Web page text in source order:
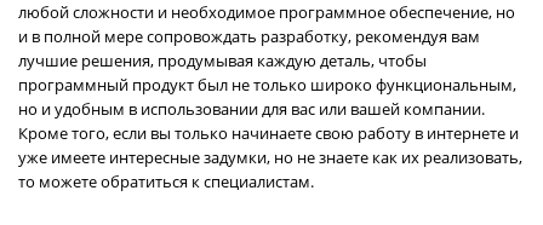
любой сложности и необходимое программное обеспечение, но
и в полной мере сопровождать разработку, рекомендуя вам
лучшие решения, продумывая каждую деталь, чтобы
программный продукт был не только широко функциональным,
но и удобным в использовании для вас или вашей компании.
Кроме того, если вы только начинаете свою работу в интернете и
уже имеете интересные задумки, но не знаете как их реализовать,
то можете обратиться к специалистам.